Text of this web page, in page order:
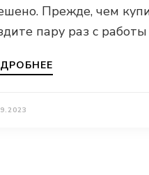
Прежде, чем
пару раз с